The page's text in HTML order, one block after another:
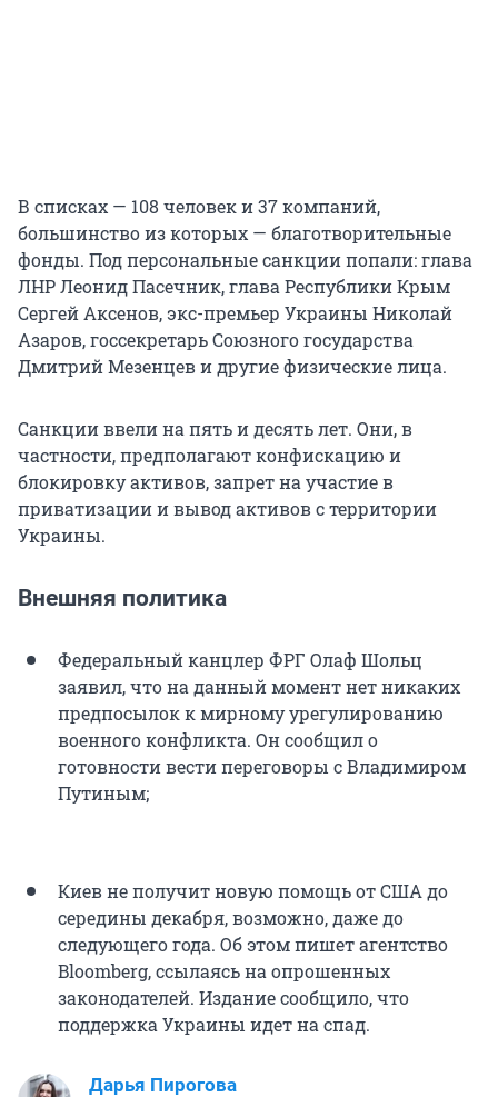
В списках — 108 человек и 37 компаний,
большинство из которых — благотворительные
фонды. Под персональные санкции попали: глава
ЛНР Леонид Пасечник, глава Республики Крым
Сергей Аксенов, экс-премьер Украины Николай
Азаров, госсекретарь Союзного государства
Дмитрий Мезенцев и другие физические лица.
Санкции ввели на пять и десять лет. Они, в
частности, предполагают конфискацию и
блокировку активов, запрет на участие в
приватизации и вывод активов с территории
Украины.
Внешняя политика
Федеральный канцлер ФРГ Олаф Шольц
заявил, что на данный момент нет никаких
предпосылок к мирному урегулированию
военного конфликта. Он сообщил о
готовности вести переговоры с Владимиром
Путиным;
Киев не получит новую помощь от США до
середины декабря, возможно, даже до
следующего года. Об этом пишет агентство
Bloomberg, ссылаясь на опрошенных
законодателей. Издание сообщило, что
поддержка Украины идет на спад.
Дарья Пирогова